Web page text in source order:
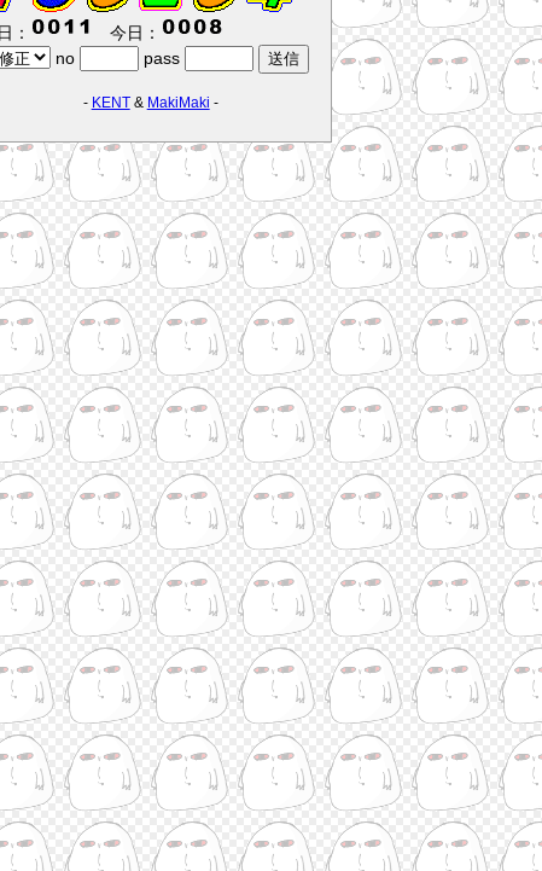
：
今日：
no
pass
- KENT& MakiMaki -